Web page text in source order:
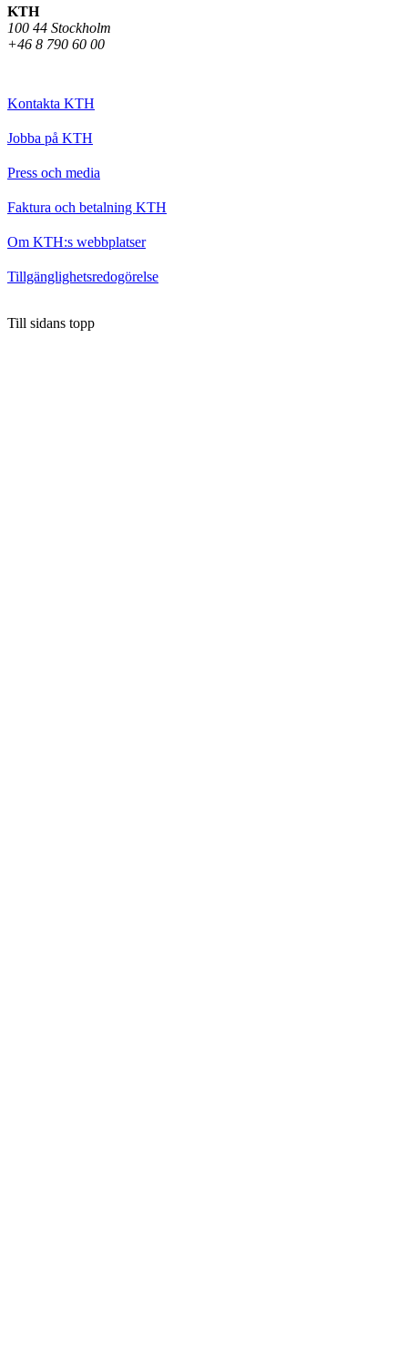
KTH
100 44 Stockholm
+46 8 790 60 00
Kontakta KTH
Jobba på KTH
Press och media
Faktura och betalning KTH
Om KTH:s webbplatser
Tillgänglighetsredogörelse
Till sidans topp